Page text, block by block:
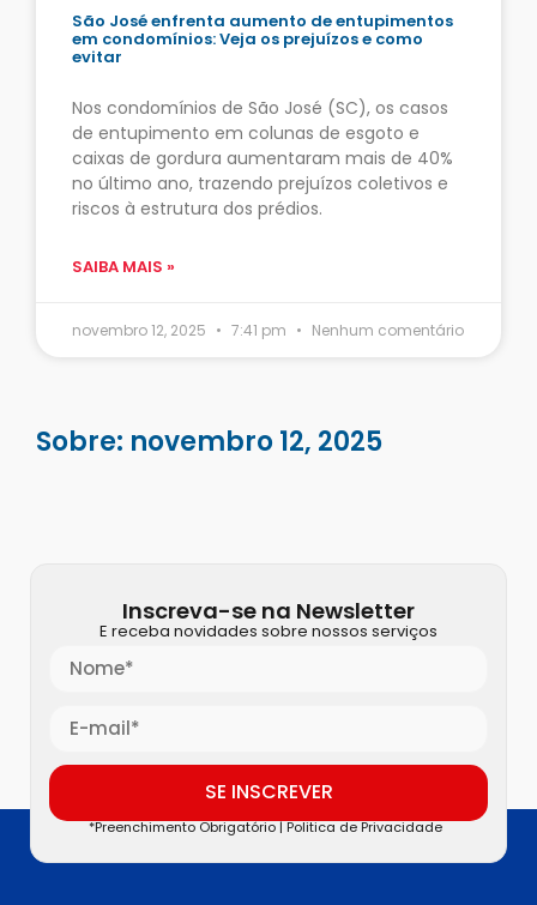
São José enfrenta aumento de entupimentos
em condomínios: Veja os prejuízos e como
evitar
Nos condomínios de São José (SC), os casos
de entupimento em colunas de esgoto e
caixas de gordura aumentaram mais de 40%
no último ano, trazendo prejuízos coletivos e
riscos à estrutura dos prédios.
SAIBA MAIS »
novembro 12, 2025 7:41 pm Nenhum comentário
Sobre: novembro 12, 2025
Inscreva-se na Newsletter
E receba novidades sobre nossos serviços
SE INSCREVER
*Preenchimento Obrigatório |Politica de Privacidade